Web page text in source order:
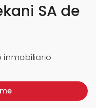
SA de
inmobiliario